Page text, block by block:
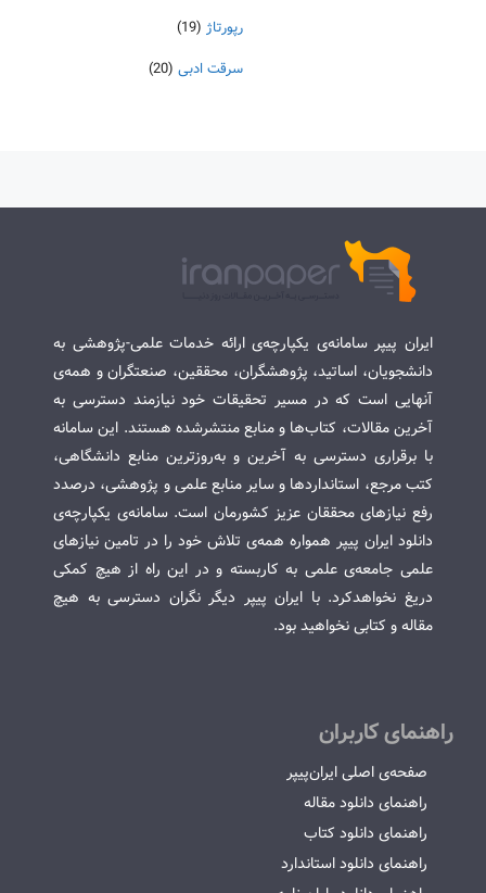
رپورتاژ (19)
سرقت ادبی (20)
ایران پیپر سامانه‌ی یکپارچه‌ی ارائه خدمات علمی-پژوهشی به
دانشجویان، اساتید، پژوهشگران، محققین، صنعتگران و همه‌ی
آنهایی است که در مسیر تحقیقات خود نیازمند دسترسی به
آخرین مقالات، کتاب‌ها و منابع منتشرشده هستند. این سامانه
با برقراری دسترسی به آخرین و به‌روزترین منابع دانشگاهی،
کتب مرجع، استانداردها و سایر منابع علمی و پژوهشی، درصدد
رفع نیازهای محققان عزیز کشورمان است. سامانه‌ی یکپارچه‌ی
دانلود ایران پیپر همواره همه‌ی تلاش خود را در تامین نیازهای
علمی جامعه‌ی علمی به کاربسته و در این راه از هیچ کمکی
دریغ نخواهدکرد. با ایران پیپر دیگر نگران دسترسی به هیچ
مقاله و کتابی نخواهید بود.
راهنمای کاربران
صفحه‌ی اصلی ایران‌پیپر
راهنمای دانلود مقاله
راهنمای دانلود کتاب
راهنمای دانلود استاندارد